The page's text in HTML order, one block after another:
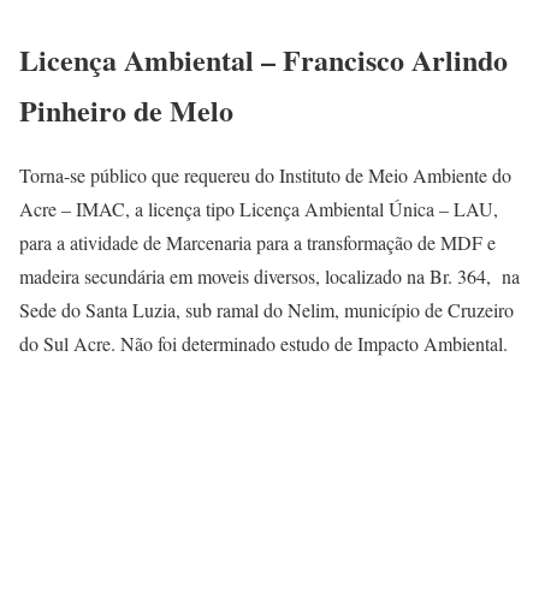
Licença Ambiental – Francisco Arlindo
Pinheiro de Melo
Torna-se público que requereu do Instituto de Meio Ambiente do
Acre – IMAC, a licença tipo Licença Ambiental Única – LAU,
para a atividade de Marcenaria para a transformação de MDF e
madeira secundária em moveis diversos, localizado na Br. 364, na
Sede do Santa Luzia, sub ramal do Nelim, município de Cruzeiro
do Sul Acre. Não foi determinado estudo de Impacto Ambiental.